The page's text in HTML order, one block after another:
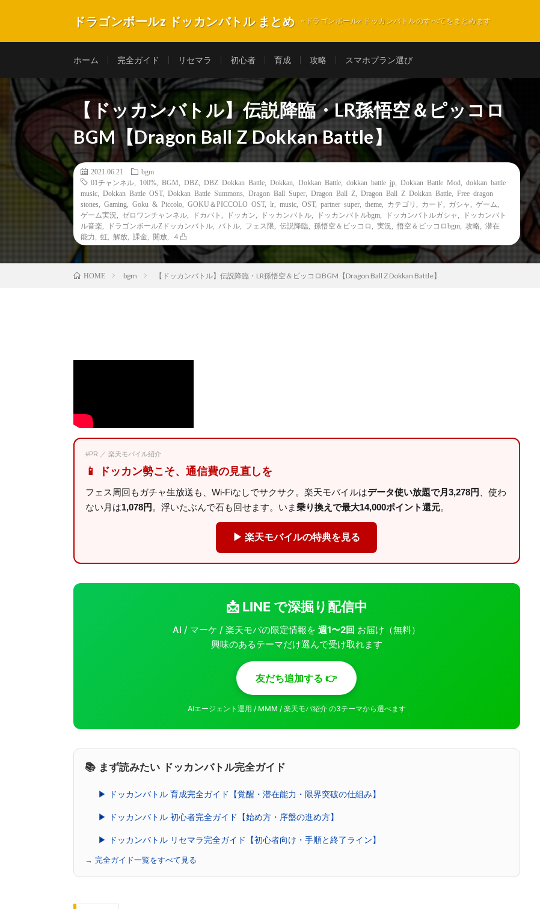
ドラゴンボールz ドッカンバトル まとめ ~ドラゴンボールz ドッカンバトルのすべてをまとめます
ホーム 完全ガイド リセマラ 初心者 育成 攻略 スマホプラン選び
【ドッカンバトル】伝説降臨・LR孫悟空＆ピッコロ
BGM【Dragon Ball Z Dokkan Battle】
2021.06.21
bgm
01チャンネル
100% BGM DBZ DBZ Dokkan Battle Dokkan Dokkan Battle dokkan battle jp Dokkan Battle Mod
dokkan battle
music
Dokkan Battle OST, Dokkan Battle Summons Dragon Ball Super Dragon Ball Z Dragon Ball Z Dokkan Battle
Free dragon
stones
Gaming Goku & Piccolo GOKU＆PICCOLO OST, lr music OST, partner super theme カテゴリ カード ガシャ ゲーム
ゲーム実況
ゼロワンチャンネル ドカバト ドッカン ドッカンバトル ドッカンバトルbgm ドッカンバトルガシャ
ドッカンバト
ル音楽
ドラゴンボールZドッカンバトル バトル フェス限 伝説降臨 孫悟空＆ピッコロ 実況 悟空＆ピッコロbgm 攻略
潜在
能力
虹 解放 課金 開放 ４凸
HOME bgm 【ドッカンバトル】伝説降臨・LR孫悟空＆ピッコロBGM【Dragon Ball Z Dokkan Battle】
#PR ／ 楽天モバイル紹介
📱 ドッカン勢こそ、通信費の見直しを
フェス周回もガチャ生放送も、Wi-Fiなしでサクサク。楽天モバイルはデータ使い放題で月3,278円
、使わ
ない月は1,078円 。浮いたぶんで石も回せます。いま乗り換えで最大14,000ポイント還元。
▶ 楽天モバイルの特典を見る
📩 LINE で深掘り配信中
AI / マーケ / 楽天モバの限定情報を週1〜2回 お届け（無料）
興味のあるテーマだけ選んで受け取れます
友だち追加する 👉
AIエージェント運用 / MMM / 楽天モバ紹介 の3テーマから選べます
📚 まず読みたい ドッカンバトル完全ガイド
▶ ドッカンバトル 育成完全ガイド【覚醒・潜在能力・限界突破の仕組み】
▶ ドッカンバトル 初心者完全ガイド【始め方・序盤の進め方】
▶ ドッカンバトル リセマラ完全ガイド【初心者向け・手順と終了ライン】
→ 完全ガイド一覧をすべて見る